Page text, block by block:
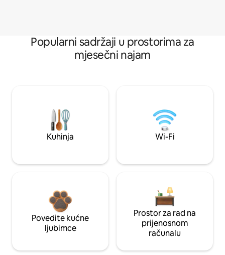
Popularni sadržaji u prostorima za
mjesečni najam
Kuhinja Wi-Fi
Povedite kućne
ljubimce
Prostor za rad na
prijenosnom
računalu